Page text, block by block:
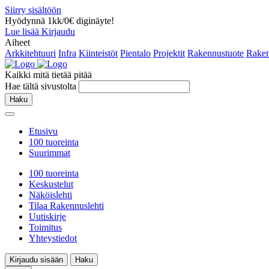
Siirry sisältöön
Hyödynnä 1kk/0€ diginäyte!
Lue lisää Kirjaudu
Aiheet
Arkkitehtuuri Infra Kiinteistöt Pientalo Projektit Rakennustuote
Kaikki mitä tietää pitää
Hae tältä sivustolta
Haku
Etusivu
100 tuoreinta
Suurimmat
100 tuoreinta
Keskustelut
Näköislehti
Tilaa Rakennuslehti
Uutiskirje
Toimitus
Yhteystiedot
Kirjaudu sisään
Haku